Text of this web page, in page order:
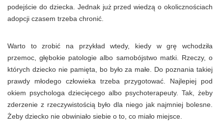
podejście do dziecka. Jednak już przed wiedzą o okolicznościach
adopcji czasem trzeba chronić.
Warto to zrobić na przykład wtedy, kiedy w grę wchodziła
przemoc, głębokie patologie albo samobójstwo matki. Rzeczy, o
których dziecko nie pamięta, bo było za małe. Do poznania takiej
prawdy młodego człowieka trzeba przygotować. Najlepiej pod
okiem psychologa dziecięcego albo psychoterapeuty. Tak, żeby
zderzenie z rzeczywistością było dla niego jak najmniej bolesne.
Żeby dziecko nie obwiniało siebie o to, co miało miejsce.